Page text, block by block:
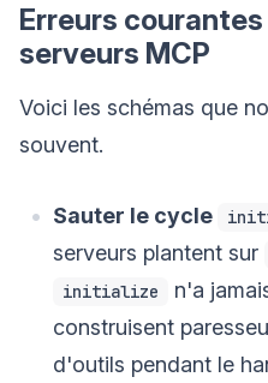
Erreurs
serveurs MCP
Voici les schémas que
souvent.
Sauter le cycle
serveurs plantent sur
initialize
n'a
construisent
d'outils pendant le